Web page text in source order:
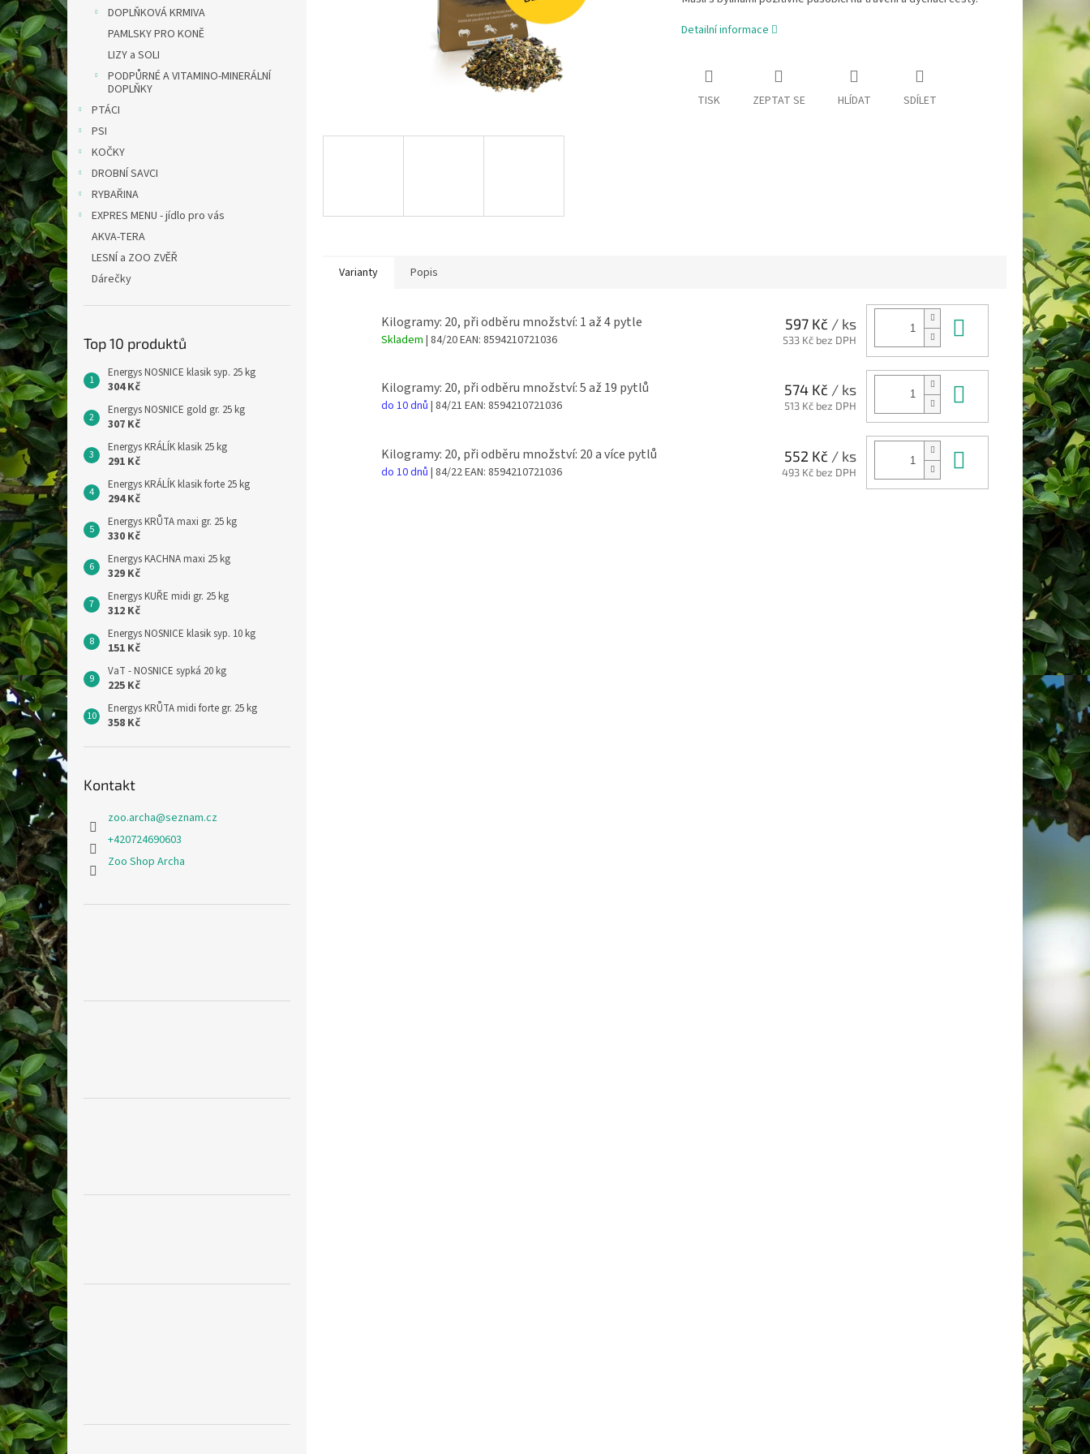
n
e
l
DOPLŇKOVÁ KRMIVA
PAMLSKY PRO KONĚ
LIZY a SOLI
PODPŮRNÉ A VITAMINO-MINERÁLNÍ
DOPLŇKY
PTÁCI
PSI
KOČKY
DROBNÍ SAVCI
RYBAŘINA
EXPRES MENU - jídlo pro vás
AKVA-TERA
LESNÍ a ZOO ZVĚŘ
Dárečky
Top 10 produktů
Energys NOSNICE klasik syp. 25 kg
304 Kč
Energys NOSNICE gold gr. 25 kg
307 Kč
Energys KRÁLÍK klasik 25 kg
291 Kč
Energys KRÁLÍK klasik forte 25 kg
294 Kč
Energys KRŮTA maxi gr. 25 kg
330 Kč
Energys KACHNA maxi 25 kg
329 Kč
Energys KUŘE midi gr. 25 kg
312 Kč
Energys NOSNICE klasik syp. 10 kg
151 Kč
VaT - NOSNICE sypká 20 kg
225 Kč
Energys KRŮTA midi forte gr. 25 kg
358 Kč
Kontakt
zoo.archa@seznam.cz
+420724690603
Zoo Shop Archa
Detailní informace
TISK ZEPTAT SE HLÍDAT SDÍLET
Varianty Popis
Kilogramy: 20, při odběru množství: 1 až 4 pytle
Skladem | 84/20EAN: 8594210721036
597 Kč / ks
533 Kč bez DPH
Do košíku
Kilogramy: 20, při odběru množství: 5 až 19 pytlů
do 10 dnů | 84/21 EAN: 8594210721036
574 Kč / ks
513 Kč bez DPH
Do košíku
Kilogramy: 20, při odběru množství: 20 a více pytlů
do 10 dnů | 84/22EAN: 8594210721036
552 Kč / ks
493 Kč bez DPH
Do košíku